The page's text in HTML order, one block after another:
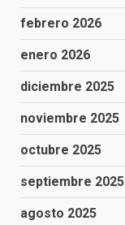
febrero 2026
enero 2026
diciembre 2025
noviembre 2025
octubre 2025
septiembre 2025
agosto 2025